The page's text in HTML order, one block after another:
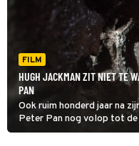
FILM
HUGH JACKMAN ZIT NIET TE
PAN
Ook ruim honderd jaar na
Peter Pan nog volop tot
fantasyfilm Pan vliegt zijn